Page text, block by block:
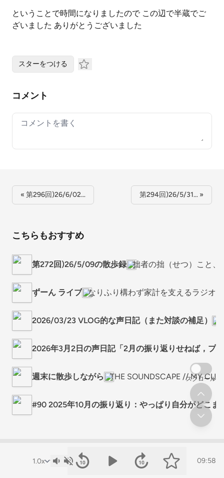
ということで時間になりましたので この辺で半蔵でご
ざいました ありがとうございました
09:58
スターをつける
コメント
Your comment
« 第296回)26/6/02… 第294回)26/5/31… »
こちらもおすすめ
第272回)26/5/09の散歩録 拙者の拙（せつ）こと
ずーん ライブ なりふり構わず家計を支えるラジオ
2026/03/23 VLOG的な声日記（また対談の補足）
2026年3月2日の声日記「2月の振り返りせねば，プ
週末に散歩しながら THE SOUNDSCAPE // MY CUP
#90 2025年10月の振り返り：やっぱり自分がどこま
スクロール